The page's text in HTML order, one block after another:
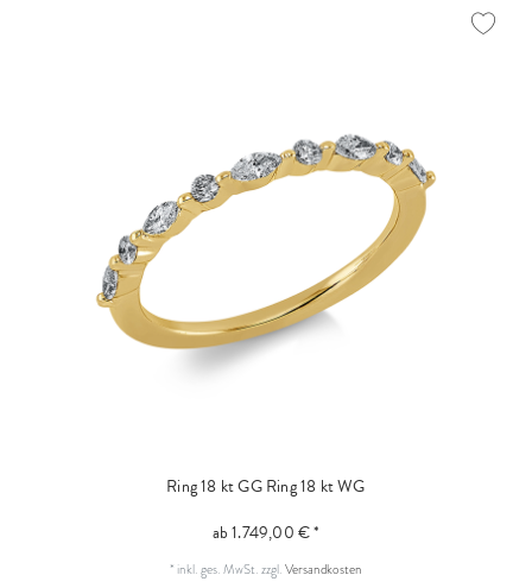
Ring 18 kt GGRing 18 kt WG
ab 1.749,00 € *
* inkl. ges. MwSt.zzgl.Versandkosten